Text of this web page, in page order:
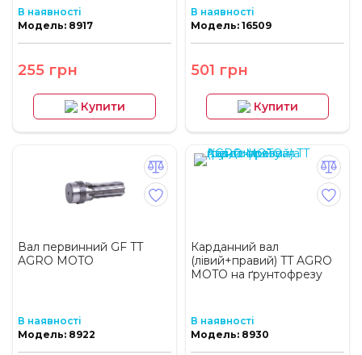
В наявності
Модель: 8917
255 грн
Купити
В наявності
Модель: 16509
501 грн
Купити
Вал первинний GF TT
AGRO MOTO
В наявності
Модель: 8922
Карданний вал
(лівий+правий) TT AGRO
MOTO на ґрунтофрезу
В наявності
Модель: 8930